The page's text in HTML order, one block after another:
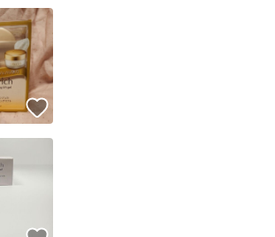
高頻度で24時間以内に発送しています
設定した発送日数内に発送しています
いいね！